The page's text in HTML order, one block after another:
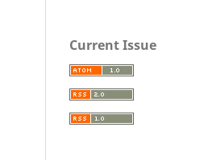
Current Issue